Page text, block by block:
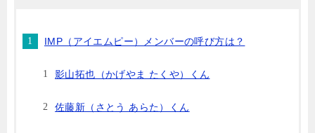
IMP（アイエムピー）メンバーの呼び方は？
影山拓也（かげやま たくや）くん
佐藤新（さとう あらた）くん